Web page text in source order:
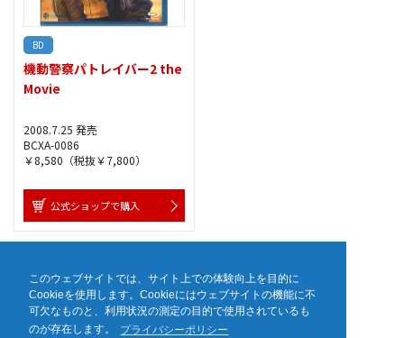
このウェブサイトでは、サイト上での体験向上を目的に
Cookieを使用します。Cookieにはウェブサイトの機能に不
可欠なものと、利用状況の測定の目的で使用されているも
のが存在します。
プライバシーポリシー
BD
機動警察パトレイバー2 the
Movie
2008.7.25 発売
BCXA-0086
￥8,580（税抜￥7,800）
公式ショップで購入
1